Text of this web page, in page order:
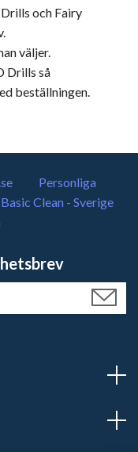
och Fairy
väljer.
Drills så
beställningen.
Personliga
Basic Clean - Sverige